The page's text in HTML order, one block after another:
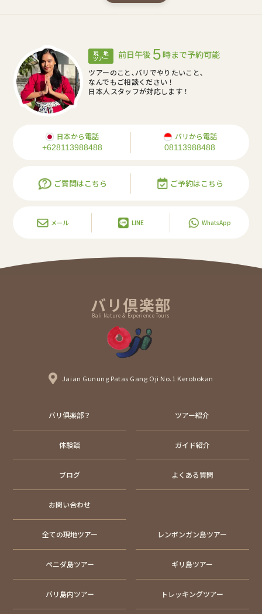
現 地
ツアー 前日午後 5時まで予約可能
ツアーのこと､バリでやりたいこと､
なんでもご相談ください！
日本人スタッフが対応します！
日本から電話
+628113988488
バリから電話
08113988488
ご質問はこちら ご予約はこちら
メール LINE WhatsApp
バリ倶楽部
Bali Nature & Experience Tours
Jaian Gunung Patas Gang Oji No.1 Kerobokan
バリ倶楽部？ ツアー紹介
体験談 ガイド紹介
ブログ よくある質問
お問い合わせ
全ての現地ツアー レンボンガン島ツアー
ペニダ島ツアー ギリ島ツアー
バリ島内ツアー トレッキングツアー